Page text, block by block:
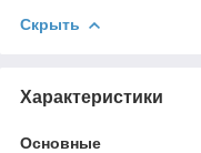
Скрыть
Характеристики
Основные